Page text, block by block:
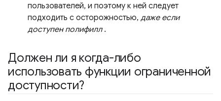
пользователей, и поэтому к ней следует
подходить с осторожностью, даже если
доступен полифилл.
Должен ли я когда-либо
использовать функции ограниченной
доступности?